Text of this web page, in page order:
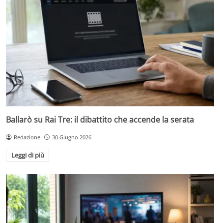
Ballarò su Rai Tre: il dibattito che accende la serata
Redazione 30 Giugno 2026
Leggi di più